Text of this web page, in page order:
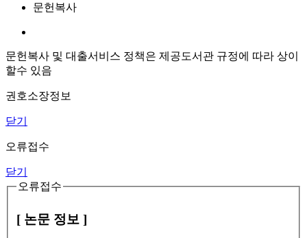
문헌복사
문헌복사 및 대출서비스 정책은 제공도서관 규정에 따라 상이
할수 있음
권호소장정보
닫기
오류접수
닫기
오류접수
[ 논문 정보 ]